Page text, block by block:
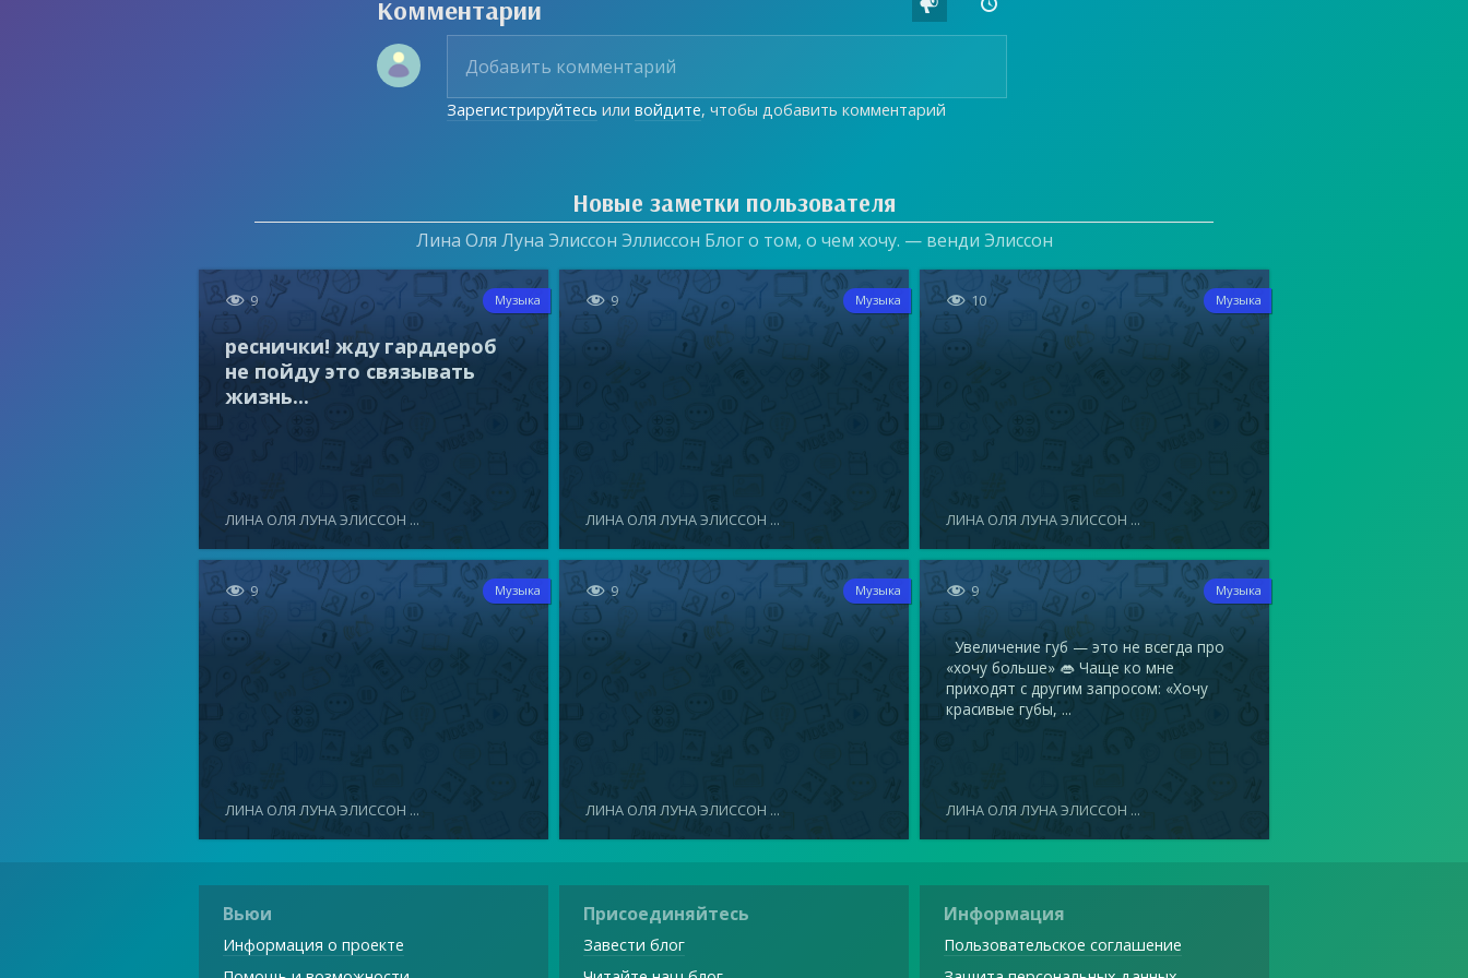
Комментарии
Зарегистрируйтесь иливойдите, чтобы добавить комментарий
Новые заметки пользователя
Лина Оля Луна Элиссон Эллиссон Блог о том, о чем хочу. — венди Элиссон
 9 Музыка
реснички! жду гарддероб
не пойду это связывать
жизнь...
ЛИНА ОЛЯ ЛУНА ЭЛИССОН ...
 9 Музыка
ЛИНА ОЛЯ ЛУНА ЭЛИССОН ...
 10 Музыка
ЛИНА ОЛЯ ЛУНА ЭЛИССОН ...
 9 Музыка
ЛИНА ОЛЯ ЛУНА ЭЛИССОН ...
 9 Музыка
ЛИНА ОЛЯ ЛУНА ЭЛИССОН ...
 9 Музыка
Увеличение губ — это не всегда про
«хочу больше» 👄 Чаще ко мне
приходят с другим запросом: «Хочу
красивые губы, ...
ЛИНА ОЛЯ ЛУНА ЭЛИССОН ...
Вьюи
Информация о проекте
Присоединяйтесь
Завести блог
Информация
Пользовательское соглашение